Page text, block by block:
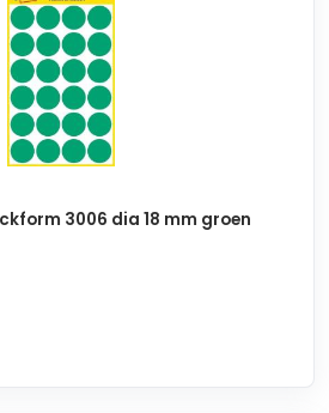
3006 dia 18 mm groen